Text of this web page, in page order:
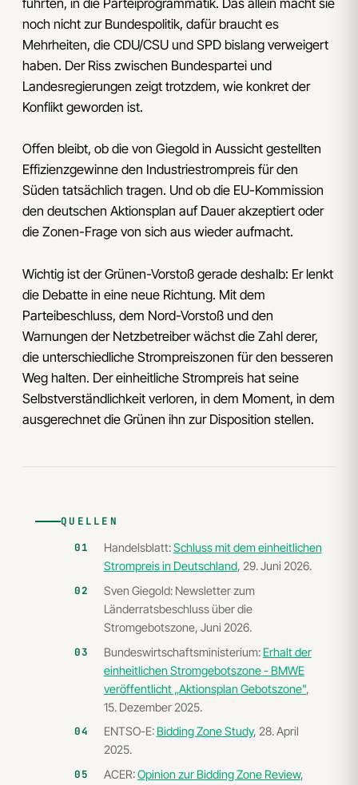
noch nicht zur Bundespolitik, dafür braucht es
Mehrheiten, die CDU/CSU und SPD bislang verweigert
haben. Der Riss zwischen Bundespartei und
Landesregierungen zeigt trotzdem, wie konkret der
Konflikt geworden ist.
Offen bleibt, ob die von Giegold in Aussicht gestellten
Effizienzgewinne den Industriestrompreis für den
Süden tatsächlich tragen. Und ob die EU-Kommission
den deutschen Aktionsplan auf Dauer akzeptiert oder
die Zonen-Frage von sich aus wieder aufmacht.
Wichtig ist der Grünen-Vorstoß gerade deshalb: Er lenkt
die Debatte in eine neue Richtung. Mit dem
Parteibeschluss, dem Nord-Vorstoß und den
Warnungen der Netzbetreiber wächst die Zahl derer,
die unterschiedliche Strompreiszonen für den besseren
Weg halten. Der einheitliche Strompreis hat seine
Selbstverständlichkeit verloren, in dem Moment, in dem
ausgerechnet die Grünen ihn zur Disposition stellen.
QUELLEN
Handelsblatt:Schluss mit dem einheitlichen
Strompreis in Deutschland, 29. Juni 2026.
Sven Giegold: Newsletter zum
Länderratsbeschluss über die
Stromgebotszone, Juni 2026.
Bundeswirtschaftsministerium: Erhalt der
einheitlichen Stromgebotszone - BMWE
veröffentlicht „Aktionsplan Gebotszone",
15. Dezember 2025.
ENTSO-E: Bidding Zone Study, 28. April
2025.
ACER:Opinion zur Bidding Zone Review,